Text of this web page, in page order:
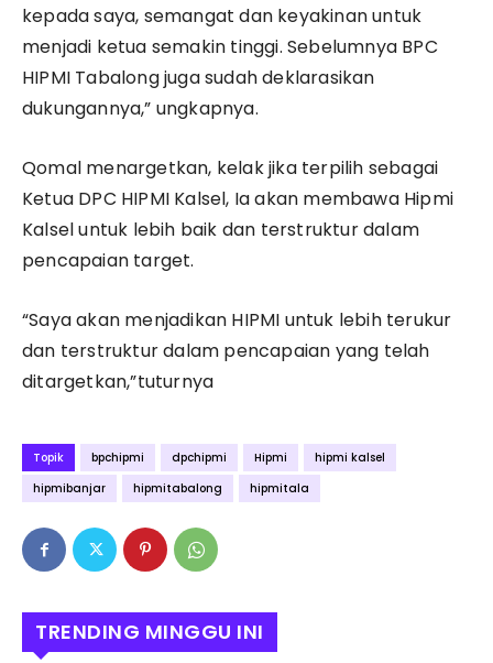
kepada saya, semangat dan keyakinan untuk
menjadi ketua semakin tinggi. Sebelumnya BPC
HIPMI Tabalong juga sudah deklarasikan
dukungannya,” ungkapnya.
Qomal menargetkan, kelak jika terpilih sebagai
Ketua DPC HIPMI Kalsel, Ia akan membawa Hipmi
Kalsel untuk lebih baik dan terstruktur dalam
pencapaian target.
“Saya akan menjadikan HIPMI untuk lebih terukur
dan terstruktur dalam pencapaian yang telah
ditargetkan,”tuturnya
Topik bpchipmi dpchipmi Hipmi
hipmi kalsel
hipmibanjar
hipmitabalong hipmitala
TRENDING MINGGU INI